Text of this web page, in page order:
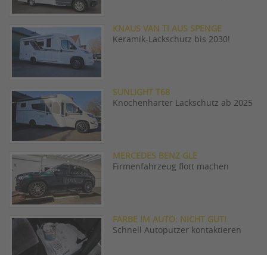
KNAUS VAN TI AUS SPENGE
Keramik-Lackschutz bis 2030!
SUNLIGHT T68
Knochenharter Lackschutz ab 2025
MERCEDES BENZ GLE
Firmenfahrzeug flott machen
FARBE IM AUTO: NICHT GUT!
Schnell Autoputzer kontaktieren